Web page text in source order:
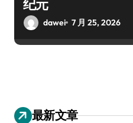
纪元
dawei 7 月 25, 2026
最新文章